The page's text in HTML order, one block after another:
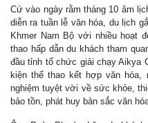
Cứ vào ngày rằm tháng 10 âm
diễn ra tuần lễ văn hóa, du lịch
Khmer Nam Bộ với nhiều hoạt
thao hấp dẫn du khách tham
đầu tỉnh tổ chức giải chạy Aikya
kiện thể thao kết hợp văn hóa,
nghiệm tuyệt vời về sức khỏe,
bảo tồn, phát huy bản sắc văn